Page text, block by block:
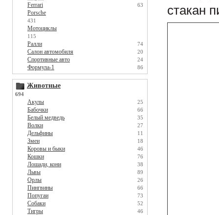
Ferrari 63
Porsche
431
Мотоциклы
115
Ралли 74
Салон автомобиля 20
Спортивные авто 24
Формула-1 86
Животные
694
Акулы 25
Бабочки 66
Белый медведь 35
Волки 27
Дельфины 11
Змеи 18
Коровы и быки 46
Кошки 76
Лошади, кони 38
Львы 89
Орлы 26
Пингвины 66
Попугаи 73
Собаки 52
Тигры 46
стакан